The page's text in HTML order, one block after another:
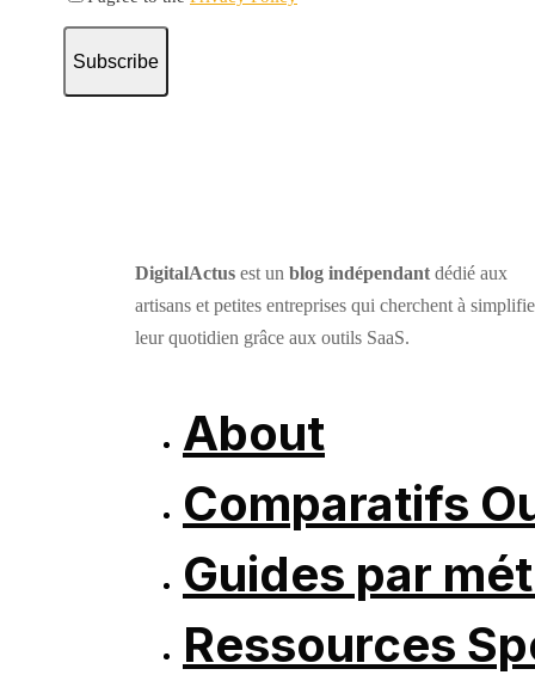
Subscribe
DigitalActus est un blog indépendant dédié aux
artisans et petites entreprises qui cherchent à
leur quotidien grâce aux outils SaaS.
About
Comparatifs
Guides par
Ressources